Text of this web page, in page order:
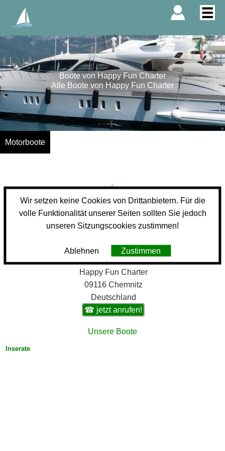
Boote von Happy Fun Charter
Alle Boote von Happy Fun Charter
Motorboote
Happy Fun Charter
09116 Chemnitz
Deutschland
☎ jetzt anrufen!
Unsere Boote
Inserate
Wir setzen keine Cookies von Drittanbietern. Für die
volle Funktionalität unserer Seiten sollten Sie jedoch
unseren Sitzungscookies zustimmen!
Ablehnen Zustimmen